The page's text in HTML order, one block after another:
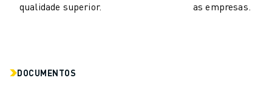
REGISTO DE PRODUTOS » PORTAL FANUC
TODAS AS INDÚSTRIAS
qualidade superior.
as empresas.
DOCUMENTOS